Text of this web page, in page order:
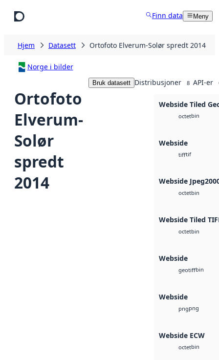
Finn data Meny
Hjem Datasett Ortofoto Elverum-Solør spredt 2014
Norge i bilder
Ortofoto
Elverum-
Solør
spredt
2014
Bruk datasett Distribusjoner 8 API-er
Webside Tiled
octetbin
Webside
tifftif
Webside
octetbin
Webside Tiled
octetbin
Webside
geotiffbin
Webside
pngpng
Webside ECW
octetbin